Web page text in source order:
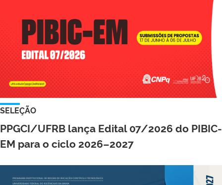
SELEÇÃO
PPGCI/UFRB lança Edital 07/2026 do PIBIC-
EM para o ciclo 2026–2027